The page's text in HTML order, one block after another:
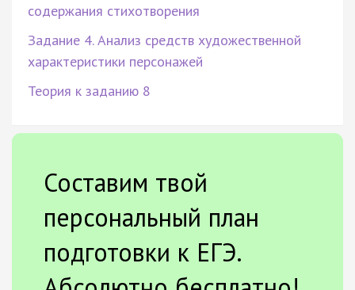
содержания стихотворения
Задание 4. Анализ средств художественной
характеристики персонажей
Теория к заданию 8
Составим твой
персональный план
подготовки к ЕГЭ.